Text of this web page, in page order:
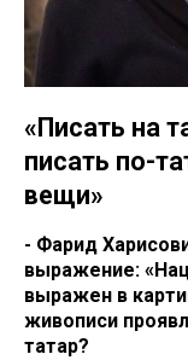
«Писать на
писать по-
вещи»
- Фарид
выражение:
выражен в
живописи
татар?